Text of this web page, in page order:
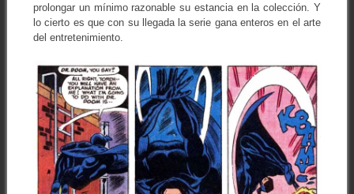
prolongar un mínimo razonable su estancia en la colección. Y
lo cierto es que con su llegada la serie gana enteros en el arte
del entretenimiento.